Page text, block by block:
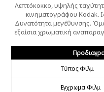
Λεπτόκοκκο, υψηλής
κινηματογράφου Kodak.
Δυνατότητα μεγέθυνσης.
εξαίσια χρωματική
Τύπος Φιλμ
Εγχρωμα Φιλμ